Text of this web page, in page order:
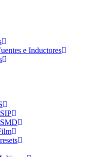
e Inductores